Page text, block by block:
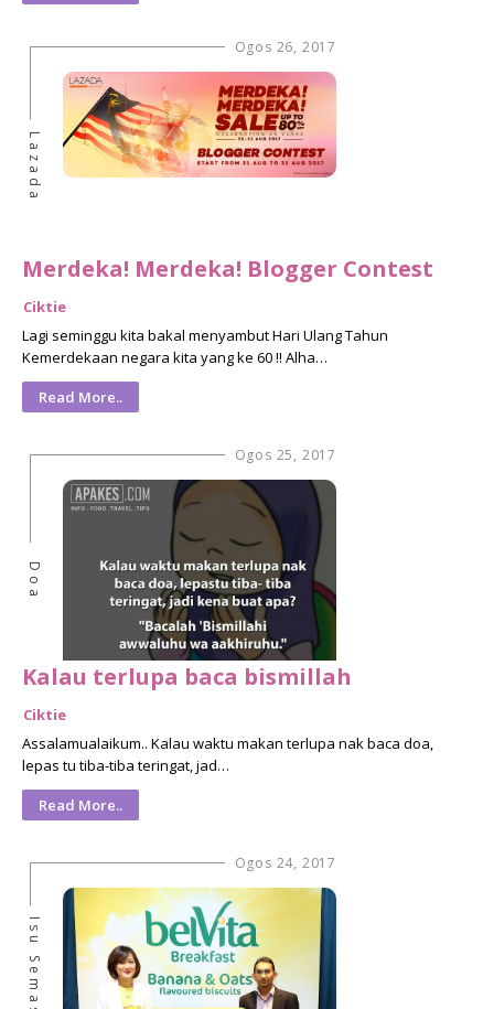
Ogos 26, 2017
Lazada
Merdeka! Merdeka! Blogger Contest
Ciktie
Lagi seminggu kita bakal menyambut Hari Ulang Tahun
Kemerdekaan negara kita yang ke 60 !! Alha…
Read More..
Ogos 25, 2017
Doa
Kalau terlupa baca bismillah
Ciktie
Assalamualaikum.. Kalau waktu makan terlupa nak baca doa,
lepas tu tiba-tiba teringat, jad…
Read More..
Ogos 24, 2017
Isu Semasa